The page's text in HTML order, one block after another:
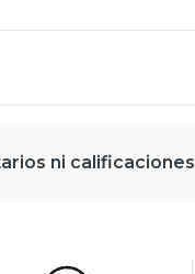
ni calificaciones